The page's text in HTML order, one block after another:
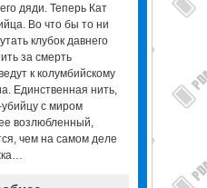
дяди. Теперь Кат
Во что бы то ни
клубок давнего
за смерть
к колумбийскому
Единственная нить,
с миром
возлюбленный,
чем на самом деле